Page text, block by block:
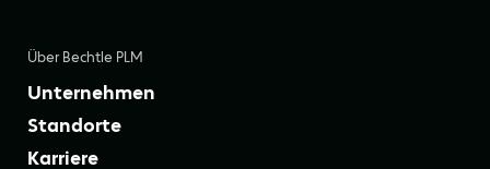
Über Bechtle PLM
Unternehmen
Standorte
Karriere